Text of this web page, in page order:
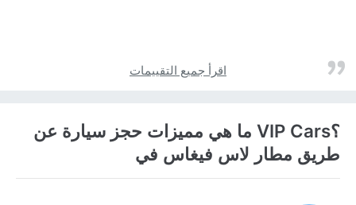
اقرأ جميع التقييمات
؟VIP Cars ما هي مميزات حجز سيارة عن
طريق مطار لاس فيغاس في